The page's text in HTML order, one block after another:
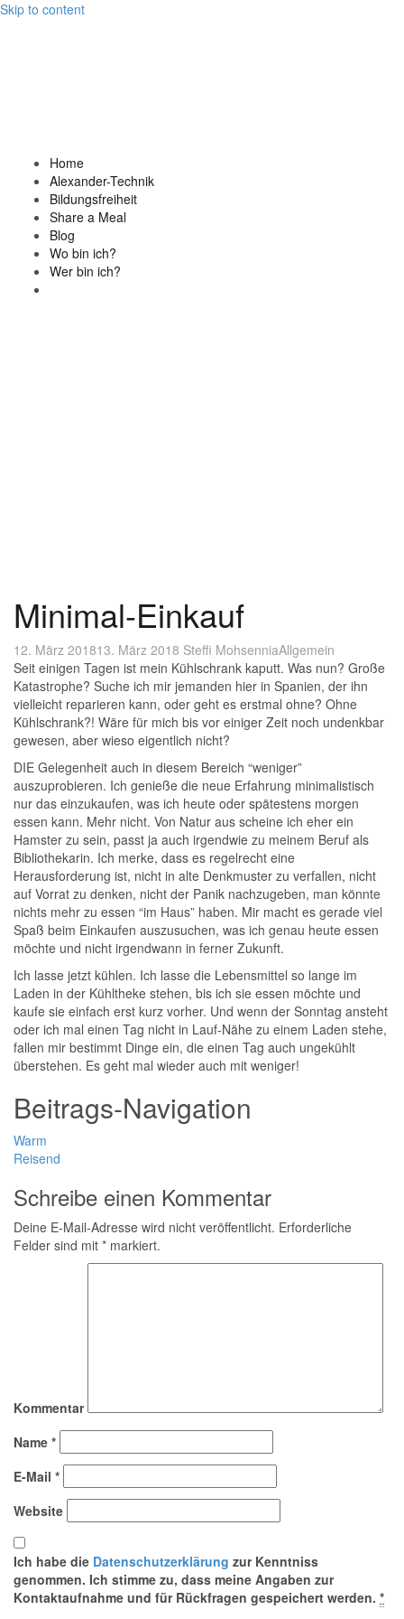
Skip to content
Home
Alexander-Technik
Bildungsfreiheit
Share a Meal
Blog
Wo bin ich?
Wer bin ich?
Minimal-Einkauf
12. März 201813. März 2018 Steffi MohsenniaAllgemein
Seit einigen Tagen ist mein Kühlschrank kaputt. Was nun? Große
Katastrophe? Suche ich mir jemanden hier in Spanien, der ihn
vielleicht reparieren kann, oder geht es erstmal ohne? Ohne
Kühlschrank?! Wäre für mich bis vor einiger Zeit noch undenkbar
gewesen, aber wieso eigentlich nicht?
DIE Gelegenheit auch in diesem Bereich “weniger”
auszuprobieren. Ich genieße die neue Erfahrung minimalistisch
nur das einzukaufen, was ich heute oder spätestens morgen
essen kann. Mehr nicht. Von Natur aus scheine ich eher ein
Hamster zu sein, passt ja auch irgendwie zu meinem Beruf als
Bibliothekarin. Ich merke, dass es regelrecht eine
Herausforderung ist, nicht in alte Denkmuster zu verfallen, nicht
auf Vorrat zu denken, nicht der Panik nachzugeben, man könnte
nichts mehr zu essen “im Haus” haben. Mir macht es gerade viel
Spaß beim Einkaufen auszusuchen, was ich genau heute essen
möchte und nicht irgendwann in ferner Zukunft.
Ich lasse jetzt kühlen. Ich lasse die Lebensmittel so lange im
Laden in der Kühltheke stehen, bis ich sie essen möchte und
kaufe sie einfach erst kurz vorher. Und wenn der Sonntag ansteht
oder ich mal einen Tag nicht in Lauf-Nähe zu einem Laden stehe,
fallen mir bestimmt Dinge ein, die einen Tag auch ungekühlt
überstehen. Es geht mal wieder auch mit weniger!
Beitrags-Navigation
Warm
Reisend
Schreibe einen Kommentar
Deine E-Mail-Adresse wird nicht veröffentlicht. Erforderliche
Felder sind mit * markiert.
Kommentar
Name *
E-Mail *
Website
Ich habe die Datenschutzerklärung zur Kenntniss
genommen. Ich stimme zu, dass meine Angaben zur
Kontaktaufnahme und für Rückfragen gespeichert werden. *